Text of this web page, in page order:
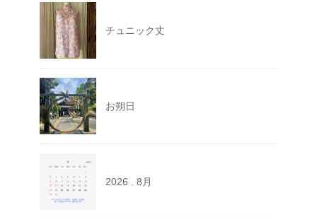
チュニック丈
お朔日
2026 . 8月